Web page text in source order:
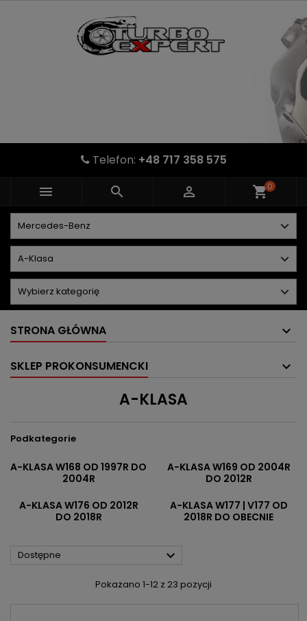
Telefon: +48 717 358 575
   shopping_cart0
STRONA GŁÓWNA
SKLEP PROKONSUMENCKI
A-KLASA
Podkategorie
A-KLASA W168 OD 1997R DO
2004R
A-KLASA W169 OD 2004R
DO 2012R
A-KLASA W176 OD 2012R
DO 2018R
A-KLASA W177 | V177 OD
2018R DO OBECNIE
Dostępne 
Pokazano 1-12 z 23 pozycji